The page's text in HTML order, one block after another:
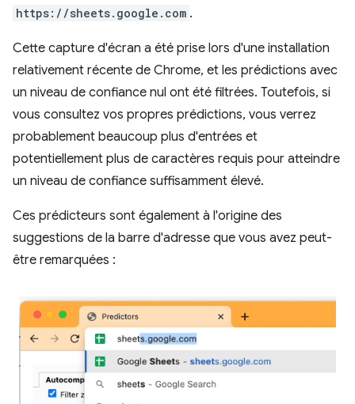
https://sheets.google.com .
Cette capture d'écran a été prise lors d'une installation
relativement récente de Chrome, et les prédictions avec
un niveau de confiance nul ont été filtrées. Toutefois, si
vous consultez vos propres prédictions, vous verrez
probablement beaucoup plus d'entrées et
potentiellement plus de caractères requis pour atteindre
un niveau de confiance suffisamment élevé.
Ces prédicteurs sont également à l'origine des
suggestions de la barre d'adresse que vous avez peut-
être remarquées :